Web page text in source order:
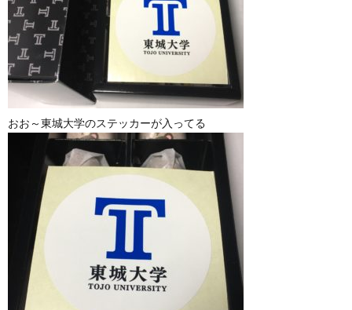
おお～東城大学のステッカーが入ってる